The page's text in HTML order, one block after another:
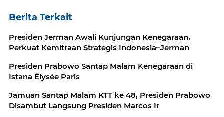
Berita Terkait
Presiden Jerman Awali Kunjungan Kenegaraan,
Perkuat Kemitraan Strategis Indonesia–Jerman
Presiden Prabowo Santap Malam Kenegaraan di
Istana Élysée Paris
Jamuan Santap Malam KTT ke 48, Presiden Prabowo
Disambut Langsung Presiden Marcos Ir